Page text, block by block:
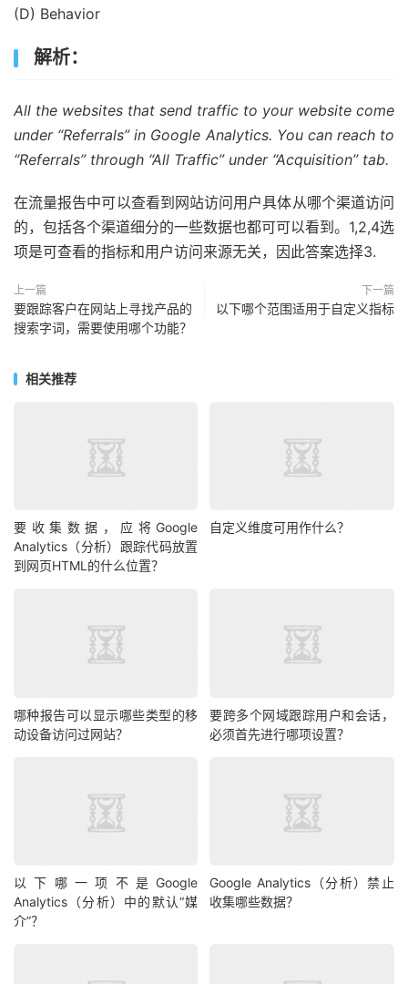
(D) Behavior
解析：
All the websites that send traffic to your website come
under “Referrals” in Google Analytics. You can reach to
“Referrals” through “All Traffic” under “Acquisition” tab.
在流量报告中可以查看到网站访问用户具体从哪个渠道访问
的，包括各个渠道细分的一些数据也都可可以看到。1,2,4选
项是可查看的指标和用户访问来源无关，因此答案选择3.
上一篇
要跟踪客户在网站上寻找产品的
搜索字词，需要使用哪个功能？
下一篇
以下哪个范围适用于自定义指标
相关推荐
要收集数据，应将Google
Analytics（分析）跟踪代码放置
到网页HTML的什么位置？
自定义维度可用作什么？
哪种报告可以显示哪些类型的移
动设备访问过网站？
要跨多个网域跟踪用户和会话，
必须首先进行哪项设置？
以下哪一项不是Google
Analytics（分析）中的默认“媒
介”？
Google Analytics（分析）禁止
收集哪些数据？